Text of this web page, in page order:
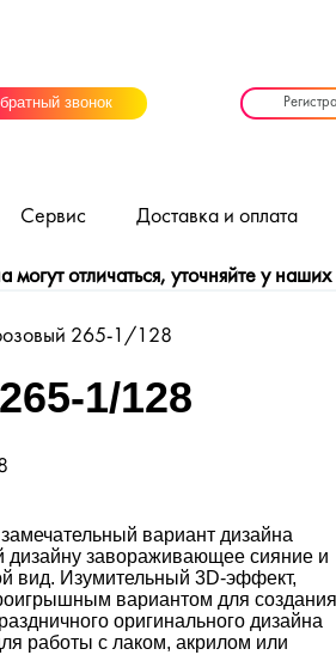
звонок
Сервис Доставка и оплата
отличаться, уточняйте у наших
265-1/128
1/128
вариант дизайна
дизайну завораживающее сияние и
вид. Изумительный 3D-эффект,
вариантом для создания
оригинального дизайна
работы с лаком, акрилом или